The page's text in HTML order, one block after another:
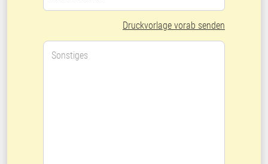
Druckvorlage vorab senden
Sonstiges